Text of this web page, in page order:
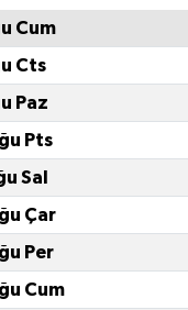
Cum
Cts
Paz
Pts
Sal
Çar
Per
Cum